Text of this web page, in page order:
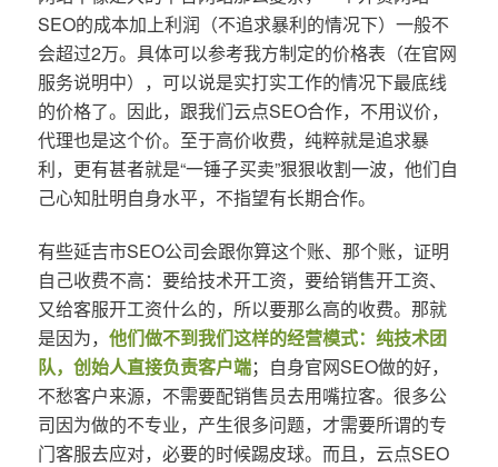
SEO的成本加上利润（不追求暴利的情况下）一般不
会超过2万。具体可以参考我方制定的价格表（在官网
服务说明中），可以说是实打实工作的情况下最底线
的价格了。因此，跟我们云点SEO合作，不用议价，
代理也是这个价。至于高价收费，纯粹就是追求暴
利，更有甚者就是“一锤子买卖”狠狠收割一波，他们自
己心知肚明自身水平，不指望有长期合作。
有些延吉市SEO公司会跟你算这个账、那个账，证明
自己收费不高：要给技术开工资，要给销售开工资、
又给客服开工资什么的，所以要那么高的收费。那就
是因为， 他们做不到我们这样的经营模式：纯技术团
队，创始人直接负责客户端；自身官网SEO做的好，
不愁客户来源，不需要配销售员去用嘴拉客。很多公
司因为做的不专业，产生很多问题，才需要所谓的专
门客服去应对，必要的时候踢皮球。而且，云点SEO